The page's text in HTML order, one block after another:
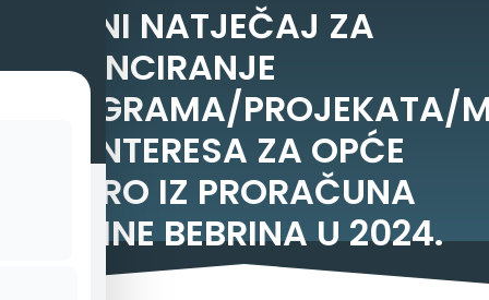
JAVNI NATJEČAJ ZA
FINANCIRANJE
PROGRAMA/PROJEKATA/
OD INTERESA ZA OPĆE
DOBRO IZ PRORAČUNA
OPĆINE BEBRINA U 2024.
GODINI